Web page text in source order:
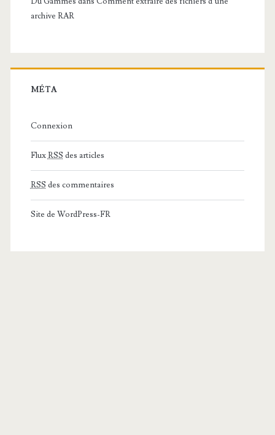
archive RAR
MÉTA
Connexion
FluxRSS des articles
RSS des commentaires
Site de WordPress-FR